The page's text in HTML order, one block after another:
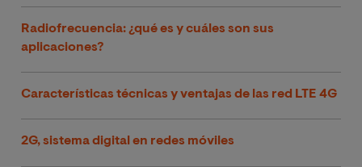
Radiofrecuencia: ¿qué es y cuáles son sus
aplicaciones?
Características técnicas y ventajas de las red LTE 4G
2G, sistema digital en redes móviles